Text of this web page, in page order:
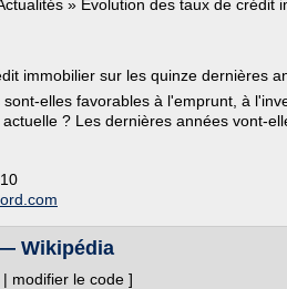
» Évolution des taux de crédit
immobilier sur les quinze dernières
elles favorables à l'emprunt, à
? Les dernières années vont-
Wikipédia
modifier le code ]